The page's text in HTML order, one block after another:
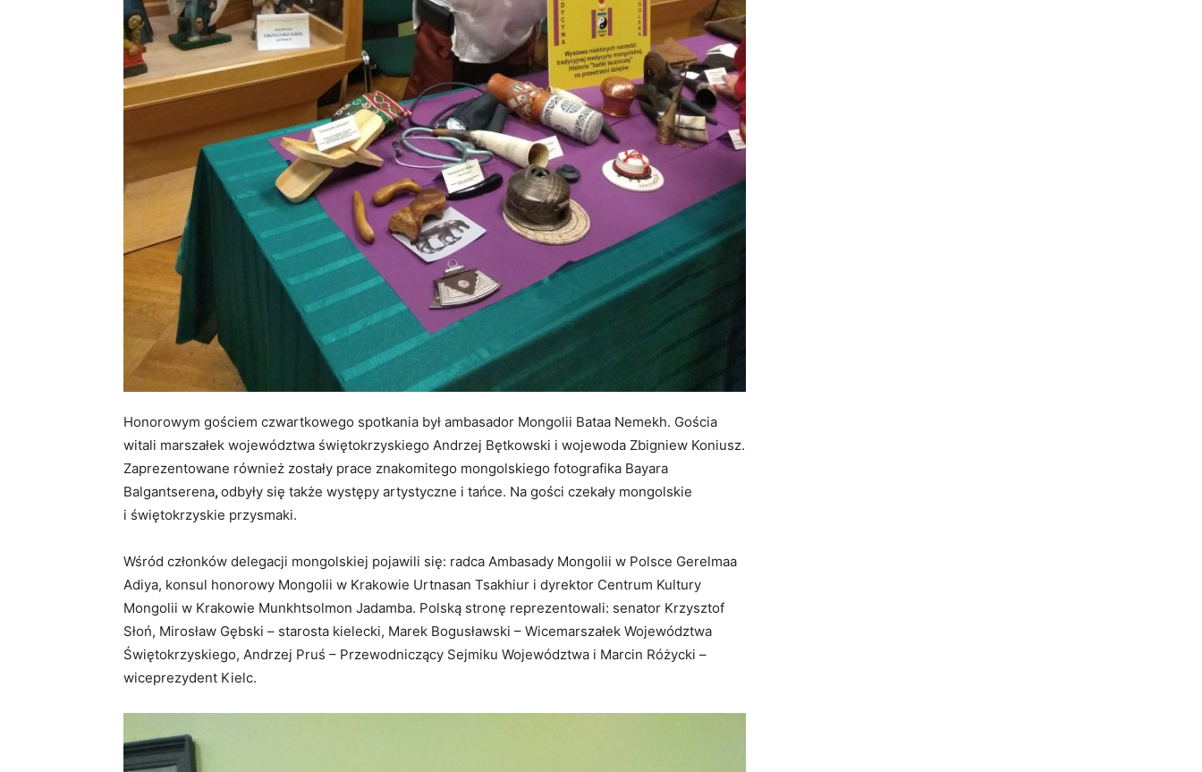
Honorowym gościem czwartkowego spotkania był ambasador Mongolii Bataa Nemekh. Gościa
witali marszałek województwa świętokrzyskiego Andrzej Bętkowski i wojewoda Zbigniew Koniusz.
Zaprezentowane również zostały prace znakomitego mongolskiego fotografika Bayara
Balgantserena,odbyły się także występy artystyczne i tańce. Na gości czekały mongolskie
i świętokrzyskie przysmaki.
Wśród członków delegacji mongolskiej pojawili się: radca Ambasady Mongolii w Polsce Gerelmaa
Adiya, konsul honorowy Mongolii w Krakowie Urtnasan Tsakhiur i dyrektor Centrum Kultury
Mongolii w Krakowie Munkhtsolmon Jadamba. Polską stronę reprezentowali: senator Krzysztof
Słoń, Mirosław Gębski – starosta kielecki, Marek Bogusławski – Wicemarszałek Województwa
Świętokrzyskiego, Andrzej Pruś – Przewodniczący Sejmiku Województwa i Marcin Różycki –
wiceprezydent Kielc.